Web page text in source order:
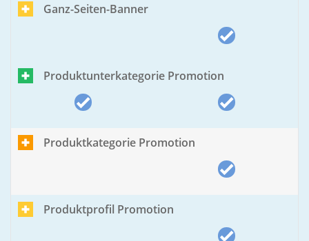
Ganz-Seiten-Banner
Produktunterkategorie Promotion
Produktkategorie Promotion
Produktprofil Promotion